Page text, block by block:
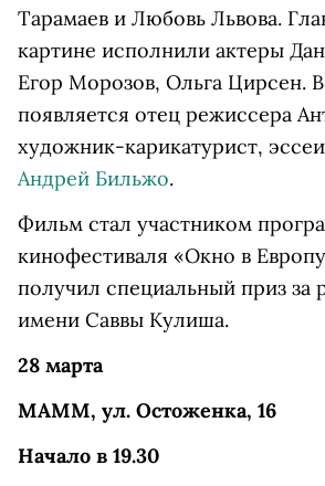
Тарамаев и Любовь Львова.
картине исполнили актеры
Егор Морозов, Ольга Цирсен.
появляется отец режиссера
художник-карикатурист,
Андрей Бильжо.
Фильм стал участником
кинофестиваля «Окно в
получил специальный приз за
имени Саввы Кулиша.
28 марта
МАММ, ул. Остоженка, 16
Начало в 19.30